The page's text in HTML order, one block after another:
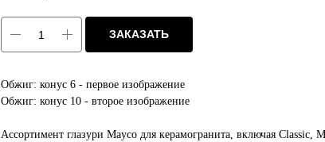
ЗАКАЗАТЬ
Обжиг: конус 6 - первое изображение
Обжиг: конус 10 - второе изображение
Ассортимент глазури Mayco для керамогранита, включая Classic,